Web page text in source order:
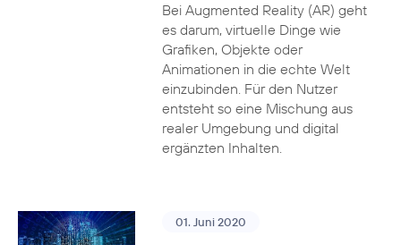
Bei Augmented Reality (AR) geht
es darum, virtuelle Dinge wie
Grafiken, Objekte oder
Animationen in die echte Welt
einzubinden. Für den Nutzer
entsteht so eine Mischung aus
realer Umgebung und digital
ergänzten Inhalten.
01. Juni 2020